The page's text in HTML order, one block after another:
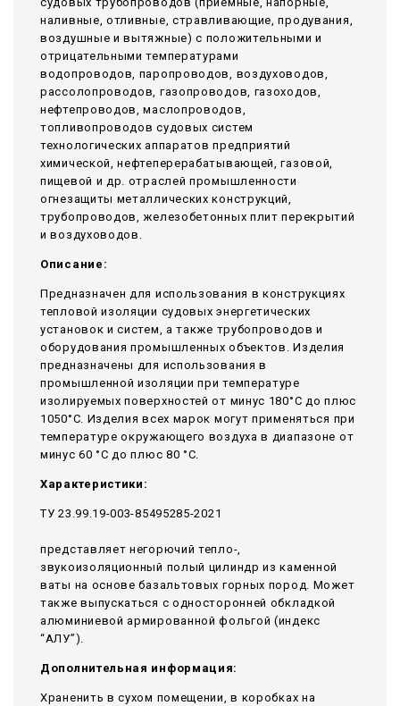
наливные, отливные, стравливающие, продувания,
воздушные и вытяжные) с положительными и
отрицательными температурами
водопроводов, паропроводов, воздуховодов,
рассолопроводов, газопроводов, газоходов,
нефтепроводов, маслопроводов,
топливопроводов судовых систем
технологических аппаратов предприятий
химической, нефтеперерабатывающей, газовой,
пищевой и др. отраслей промышленности
огнезащиты металлических конструкций,
трубопроводов, железобетонных плит перекрытий
и воздуховодов.
Описание:
Предназначен для использования в конструкциях
тепловой изоляции судовых энергетических
установок и систем, а также трубопроводов и
оборудования промышленных объектов. Изделия
предназначены для использования в
промышленной изоляции при температуре
изолируемых поверхностей от минус 180°С до плюс
1050°С. Изделия всех марок могут применяться при
температуре окружающего воздуха в диапазоне от
минус 60 °С до плюс 80 °С.
Характеристики:
ТУ 23.99.19-003-85495285-2021
представляет негорючий тепло-,
звукоизоляционный полый цилиндр из каменной
ваты на основе базальтовых горных пород. Может
также выпускаться с односторонней обкладкой
алюминиевой армированной фольгой (индекс
“АЛУ”).
Дополнительная информация:
Храненить в сухом помещении, в коробках на